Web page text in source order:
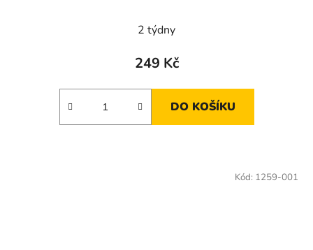
2 týdny
249 Kč
DO KOŠÍKU
Kód: 1259-001